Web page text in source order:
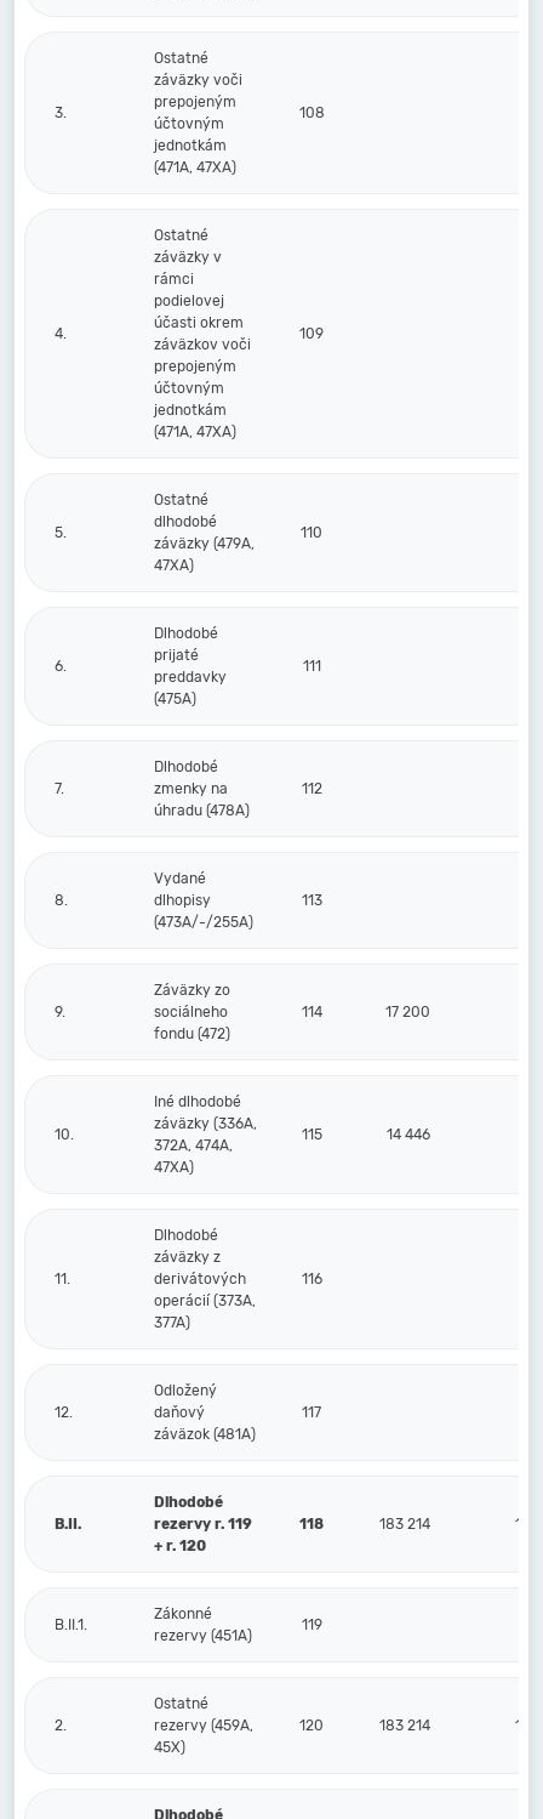
3.
Ostatné
záväzky voči
prepojeným
účtovným
jednotkám
(471A, 47XA)
108
4.
Ostatné
záväzky v
rámci
podielovej
účasti okrem
záväzkov voči
prepojeným
účtovným
jednotkám
(471A, 47XA)
109
5.
Ostatné
dlhodobé
záväzky (479A,
47XA)
110
6.
Dlhodobé
prijaté
preddavky
(475A)
111
7.
Dlhodobé
zmenky na
úhradu (478A)
112
8.
Vydané
dlhopisy
(473A/-/255A)
113
9.
Záväzky zo
sociálneho
fondu (472)
114 17 200
10.
Iné dlhodobé
záväzky (336A,
372A, 474A,
47XA)
115 14 446
11.
Dlhodobé
záväzky z
derivátových
operácií (373A,
377A)
116
12.
Odložený
daňový
záväzok (481A)
117
B.II.
Dlhodobé
rezervy r. 119
+ r. 120
118 183 214
B.II.1.
Zákonné
rezervy (451A)
119
2.
Ostatné
rezervy (459A,
45X)
120 183 214
Dlhodobé